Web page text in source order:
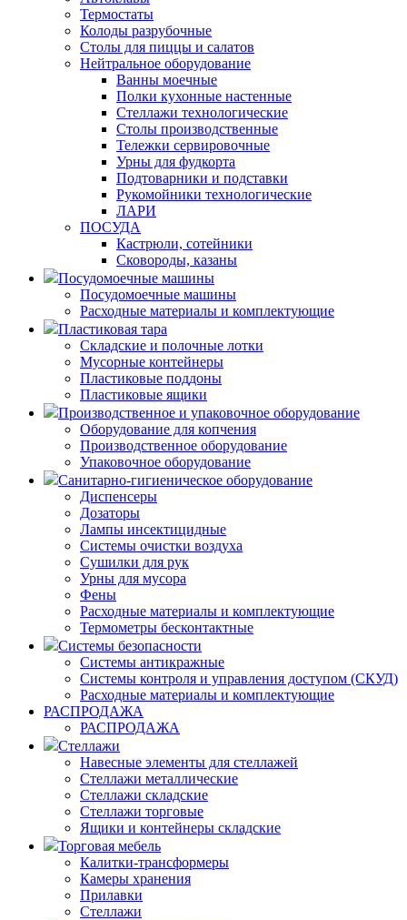
Термостаты
Колоды разрубочные
Столы для пиццы и салатов
Нейтральное оборудование
Ванны моечные
Полки кухонные настенные
Стеллажи технологические
Столы производственные
Тележки сервировочные
Урны для фудкорта
Подтоварники и подставки
Рукомойники технологические
ЛАРИ
ПОСУДА
Кастрюли, сотейники
Сковороды, казаны
Посудомоечные машины
Посудомоечные машины
Расходные материалы и комплектующие
Пластиковая тара
Складские и полочные лотки
Мусорные контейнеры
Пластиковые поддоны
Пластиковые ящики
Производственное и упаковочное оборудование
Оборудование для копчения
Производственное оборудование
Упаковочное оборудование
Санитарно-гигиеническое оборудование
Диспенсеры
Дозаторы
Лампы инсектицидные
Системы очистки воздуха
Сушилки для рук
Урны для мусора
Фены
Расходные материалы и комплектующие
Термометры бесконтактные
Системы безопасности
Системы антикражные
Системы контроля и управления доступом (СКУД)
Расходные материалы и комплектующие
РАСПРОДАЖА
РАСПРОДАЖА
Стеллажи
Навесные элементы для стеллажей
Стеллажи металлические
Стеллажи складские
Стеллажи торговые
Ящики и контейнеры складские
Торговая мебель
Калитки-трансформеры
Камеры хранения
Прилавки
Стеллажи